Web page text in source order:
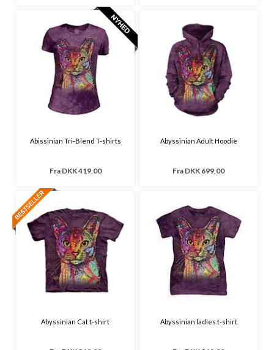
Abissinian Tri-Blend T-shirts
Fra DKK 419,00
Abyssinian Adult Hoodie
Fra DKK 699,00
Abyssinian Cat t-shirt Abyssinian ladies t-shirt